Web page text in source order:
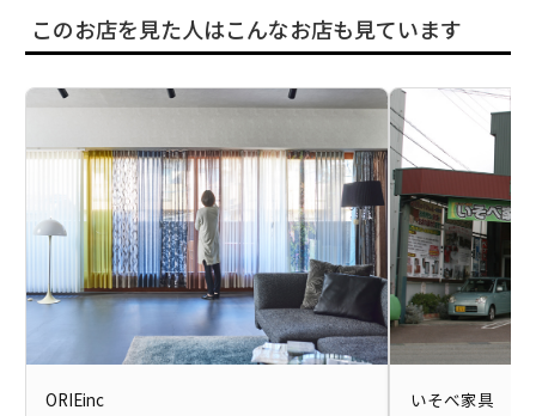
このお店を見た人はこんなお店も見ています
ORIEinc
いそべ家具